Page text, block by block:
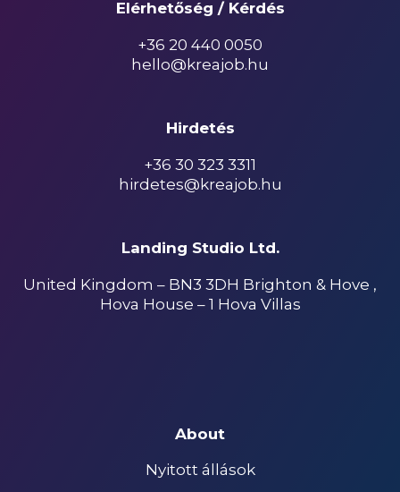
Elérhetőség / Kérdés
+36 20 440 0050
hello@kreajob.hu
Hirdetés
+36 30 323 3311
hirdetes@kreajob.hu
Landing Studio Ltd.
United Kingdom – BN3 3DH Brighton & Hove ,
Hova House – 1 Hova Villas
About
Nyitott állások